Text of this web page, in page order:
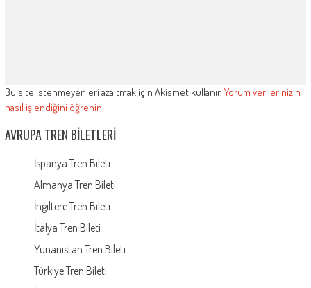
Bu site istenmeyenleri azaltmak için Akismet kullanır. Yorum verilerinizin
nasıl işlendiğini öğrenin.
AVRUPA TREN BILETLERI
İspanya Tren Bileti
Almanya Tren Bileti
İngiltere Tren Bileti
İtalya Tren Bileti
Yunanistan Tren Bileti
Türkiye Tren Bileti